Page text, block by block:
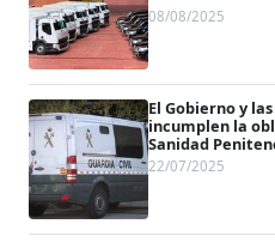
08/08/2025
El Gobierno y
incumplen la
Sanidad
22/07/2025